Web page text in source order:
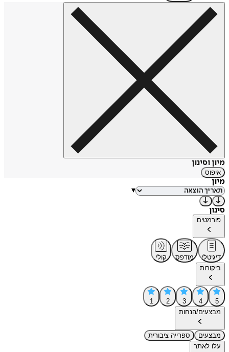
מיון וסינון
איפוס
מיון
▾
סינון
פורמטים
דיגיטלי מודפס
קולי
ביקורות
5
4
3
2
1
מבצעים/הנחות
מבצעים
ספרייה ציבורית
עלו לאתר